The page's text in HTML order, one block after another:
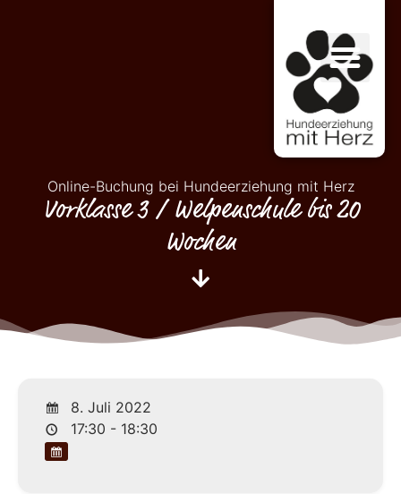
Online-Buchung bei Hundeerziehung mit Herz
Vorklasse 3 / Welpenschule bis 20
Wochen
8. Juli 2022
17:30 - 18:30